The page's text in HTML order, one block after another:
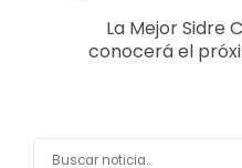
La Mejor Sidre
conocerá el